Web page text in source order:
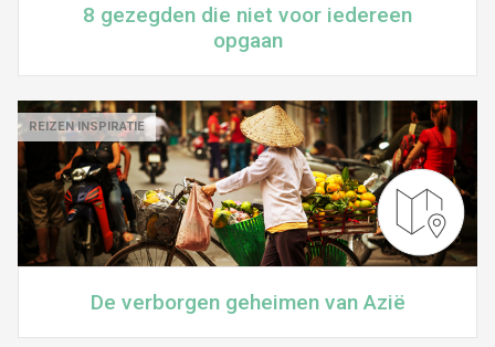
8 gezegden die niet voor iedereen
opgaan
REIZEN INSPIRATIE
De verborgen geheimen van Azië